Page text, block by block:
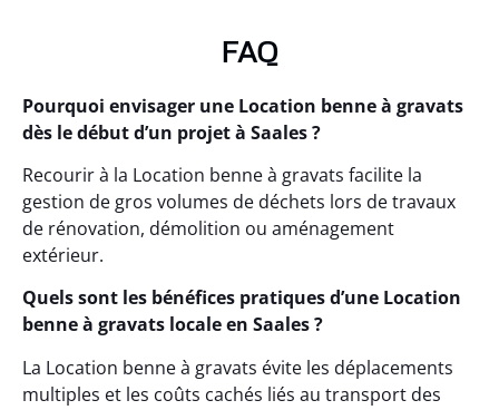
FAQ
Pourquoi envisager une Location benne à gravats
dès le début d’un projet à Saales ?
Recourir à la Location benne à gravats facilite la
gestion de gros volumes de déchets lors de travaux
de rénovation, démolition ou aménagement
extérieur.
Quels sont les bénéfices pratiques d’une Location
benne à gravats locale en Saales ?
La Location benne à gravats évite les déplacements
multiples et les coûts cachés liés au transport des